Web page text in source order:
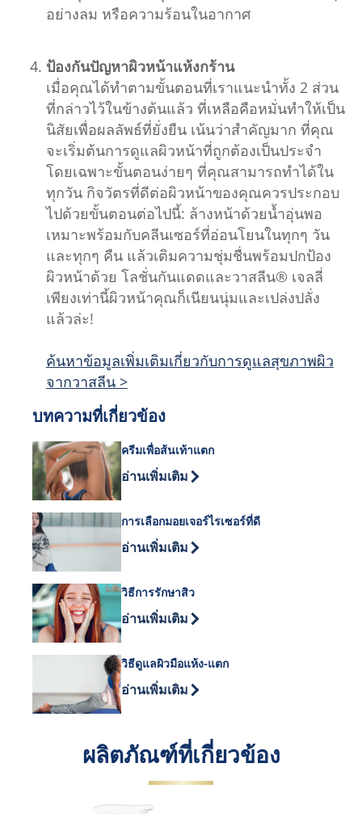
อย่างลม หรือความร้อนในอากาศ
ป้องกันปัญหาผิวหน้าแห้งกร้าน
เมื่อคุณได้ทำตามขั้นตอนที่เราแนะนำทั้ง 2 ส่วน
ที่กล่าวไว้ในข้างต้นแล้ว ที่เหลือคือหมั่นทำให้เป็น
นิสัยเพื่อผลลัพธ์ที่ยั่งยืน เน้นว่าสำคัญมาก ที่คุณ
จะเริ่มต้นการดูแลผิวหน้าที่ถูกต้องเป็นประจำ
โดยเฉพาะขั้นตอนง่ายๆ ที่คุณสามารถทำได้ใน
ทุกวัน กิจวัตรที่ดีต่อผิวหน้าของคุณควรประกอบ
ไปด้วยขั้นตอนต่อไปนี้: ล้างหน้าด้วยน้ำอุ่นพอ
เหมาะพร้อมกับคลีนเซอร์ที่อ่อนโยนในทุกๆ วัน
และทุกๆ คืน แล้วเติมความชุ่มชื่นพร้อมปกป้อง
ผิวหน้าด้วย โลชั่นกันแดดและวาสลีน® เจลลี่
เพียงเท่านี้ผิวหน้าคุณก็เนียนนุ่มและเปล่งปลั่ง
แล้วล่ะ!
ค้นหาข้อมูลเพิ่มเติมเกี่ยวกับการดูแลสุขภาพผิว
จากวาสลีน >
บทความที่เกี่ยวข้อง
ครีมเพื่อส้นเท้าแตก
Discover more about ครีมเพื่อส้นเท้าแตก
อ่านเพิ่มเติม
การเลือกมอยเจอร์ไรเซอร์ที่ดี
Discover more about การเลือกมอยเจอร์
อ่านเพิ่มเติม
วิธีการรักษาสิว
Discover more about วิธีการรักษาสิว
อ่านเพิ่มเติม
วิธีดูแลผิวมือแห้ง-แตก
Discover more about วิธีดูแลผิวมือแห้ง-
อ่านเพิ่มเติม
ผลิตภัณฑ์ที่เกี่ยวข้อง